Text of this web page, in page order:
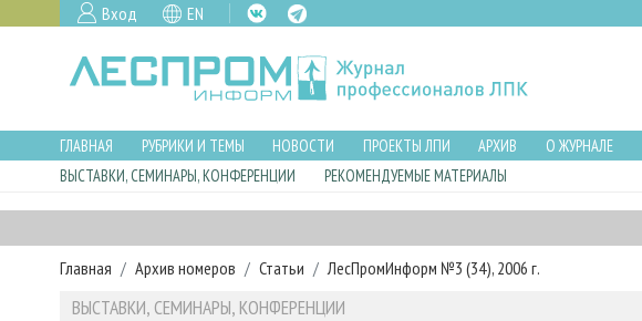
Вход EN
ГЛАВНАЯ РУБРИКИ И ТЕМЫ НОВОСТИ ПРОЕКТЫ ЛПИ АРХИВ О ЖУРНАЛЕ
ВЫСТАВКИ, СЕМИНАРЫ, КОНФЕРЕНЦИИ
РЕКОМЕНДУЕМЫЕ МАТЕРИАЛЫ
Главная Архив номеров Статьи ЛесПромИнформ №3 (34), 2006 г.
ВЫСТАВКИ, СЕМИНАРЫ, КОНФЕРЕНЦИИ